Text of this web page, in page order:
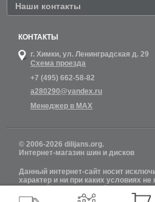
Наши контакты
КОНТАКТЫ
г. Химки, ул. Ленинградская д. 29
Схема проезда
+7 (495) 662-58-82
a280290@yandex.ru
Менеджер в MAX
© 2006-2026 dilijans.org.
Интернет-магазин шин и дисков
Данный интернет-сайт носит
характер и ни при каких условиях
офертой, определяемой
Гражданского кодекса РФ.